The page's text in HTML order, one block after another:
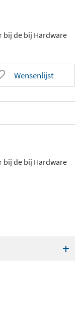
bij de bij Hardware
Wensenlijst
bij de bij Hardware